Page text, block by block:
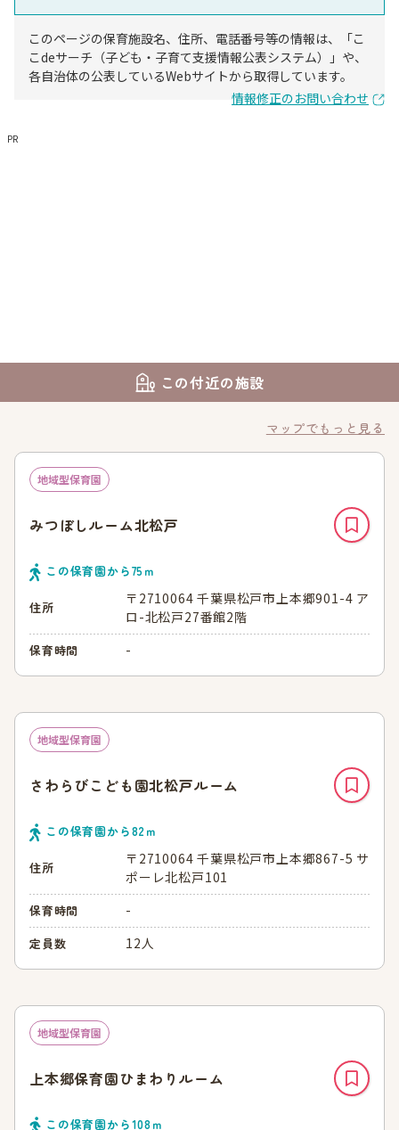
このページの保育施設名、住所、電話番号等の情報は、「こ
こdeサーチ（子ども・子育て支援情報公表システム）」や、
各自治体の公表しているWebサイトから取得しています。
情報修正のお問い合わせ
PR
この付近の施設
マップでもっと見る
地域型保育園
みつぼしルーム北松戸
この保育園から75ｍ
住所
〒2710064 千葉県松戸市上本郷901-4 ア
ロ-北松戸27番館2階
保育時間 -
地域型保育園
さわらびこども園北松戸ルーム
この保育園から82ｍ
住所
〒2710064 千葉県松戸市上本郷867-5 サ
ポーレ北松戸101
保育時間 -
定員数 12人
地域型保育園
上本郷保育園ひまわりルーム
この保育園から108ｍ